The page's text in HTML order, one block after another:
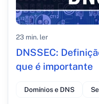
23 min. ler
DNSSEC:
que é importante
Domínios e DNS